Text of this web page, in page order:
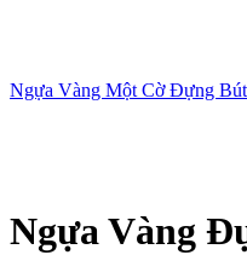
Ngựa Vàng Một Cờ Đựng
Ngựa Vàng